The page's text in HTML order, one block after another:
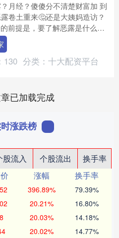
月经？傻傻分不清楚财富加 到
卷土重来🤔还是大姨妈造访？
前提是，要了解恶露是什么样
孕产自习室开课啦～ 恶露是
宮....
130 分类： 十大配资平台
已加载完成
涨跌榜
股流入 个股流出
换手率
涨幅
换手率
396.89% 79.39%
20.21% 16.80%
20.03% 14.18%
20.02% 14.77%